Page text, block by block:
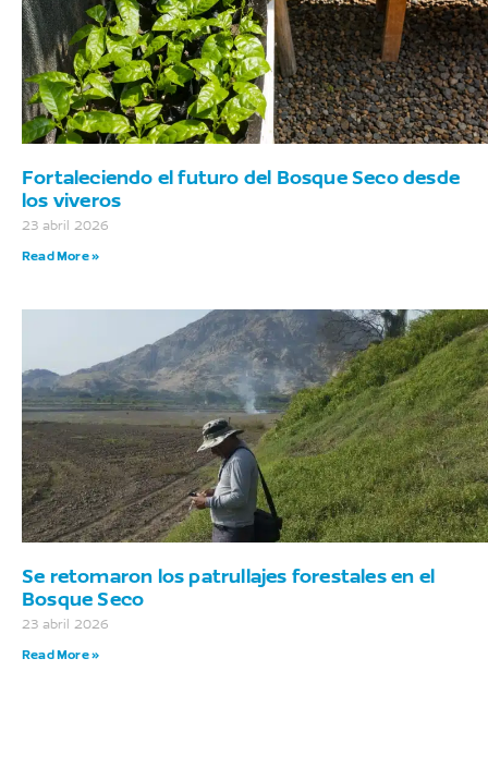
Fortaleciendo el futuro del Bosque Seco desde
los viveros
23 abril 2026
Read More »
Se retomaron los patrullajes forestales en el
Bosque Seco
23 abril 2026
Read More »